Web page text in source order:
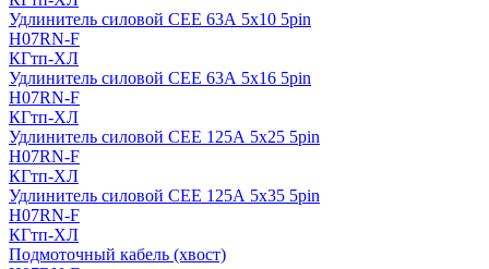
Удлинитель силовой CEE 63А 5x10 5pin
H07RN-F
КГтп-ХЛ
Удлинитель силовой CEE 63А 5x16 5pin
H07RN-F
КГтп-ХЛ
Удлинитель силовой CEE 125А 5x25 5pin
H07RN-F
КГтп-ХЛ
Удлинитель силовой CEE 125А 5x35 5pin
H07RN-F
КГтп-ХЛ
Подмоточный кабель (хвост)